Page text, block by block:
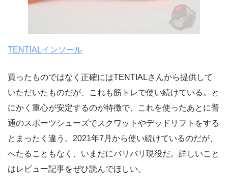
TENTIALインソール
買ったものではなく正確にはTENTIALさんから提供して
いただいたものだが、これも筋トレで使い続けている。と
にかく重心が安定するのが特徴で、これを使ったあとに普
通のスポーツシューズでスクワットやデッドリフトをする
とまったく違う。2021年7月から使い続けているのだが、
へたることもなく、いまだにバリバリ現役だ。詳しいこと
はレビュー記事をぜひ読んでほしい。